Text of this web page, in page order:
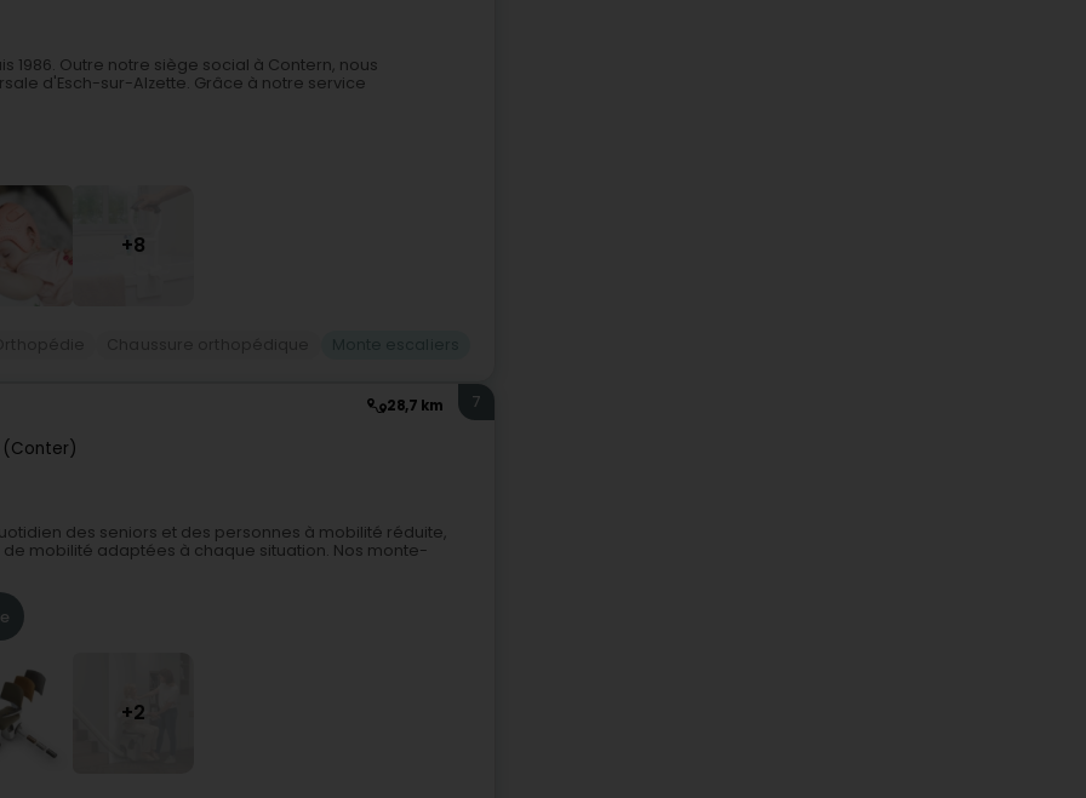
1986. Outre notre siège social à Contern, nous
d'Esch-sur-Alzette. Grâce à notre service
+8
28,7 km 7
des seniors et des personnes à mobilité réduite,
mobilité adaptées à chaque situation. Nos monte-
+2